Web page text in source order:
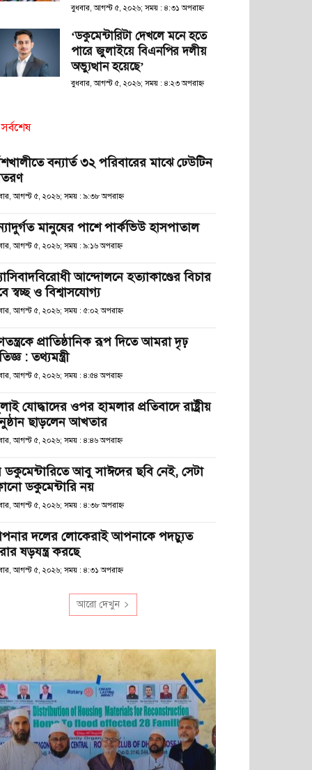
বুধবার, আগস্ট ৫, ২০২৬; সময় : ৪:৩১ অপরাহ্ণ
‘ডকুমেন্টারিটা দেখলে মনে হতে
পারে জুলাইয়ে বিএনপির দলীয়
অভ্যুত্থান হয়েছে’
বুধবার, আগস্ট ৫, ২০২৬; সময় : ৪:২৩ অপরাহ্ণ
সর্বশেষ
বন্যার্ত ৩২ পরিবারের মাঝে ঢেউটিন
আগস্ট ৫, ২০২৬; সময় : ৯:৩৮ অপরাহ্ণ
মানুষের পাশে পার্কভিউ হাসপাতাল
আগস্ট ৫, ২০২৬; সময় : ৯:১৬ অপরাহ্ণ
আন্দোলনে হত্যাকাণ্ডের বিচার
স্বচ্ছ ও বিশ্বাসযোগ্য
আগস্ট ৫, ২০২৬; সময় : ৫:০২ অপরাহ্ণ
প্রাতিষ্ঠানিক রূপ দিতে আমরা দৃঢ়
: তথ্যমন্ত্রী
আগস্ট ৫, ২০২৬; সময় : ৪:৫৪ অপরাহ্ণ
যোদ্ধাদের ওপর হামলার প্রতিবাদে রাষ্ট্রীয়
ছাড়লেন আখতার
আগস্ট ৫, ২০২৬; সময় : ৪:৪৬ অপরাহ্ণ
ডকুমেন্টারিতে আবু সাঈদের ছবি নেই, সেটা
ডকুমেন্টারি নয়
আগস্ট ৫, ২০২৬; সময় : ৪:৩৮ অপরাহ্ণ
দলের লোকেরাই আপনাকে পদচ্যুত
ষড়যন্ত্র করছে
আগস্ট ৫, ২০২৬; সময় : ৪:৩১ অপরাহ্ণ
আরো দেখুন